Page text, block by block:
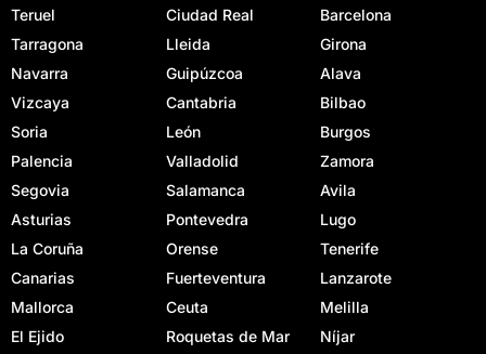
Teruel
Ciudad Real
Barcelona
Tarragona
Lleida
Girona
Navarra
Guipúzcoa
Alava
Vizcaya
Cantabria
Bilbao
Soria
León
Burgos
Palencia
Valladolid
Zamora
Segovia
Salamanca
Avila
Asturias
Pontevedra
Lugo
La Coruña
Orense
Tenerife
Canarias
Fuerteventura
Lanzarote
Mallorca
Ceuta
Melilla
El Ejido
Roquetas de Mar
Níjar